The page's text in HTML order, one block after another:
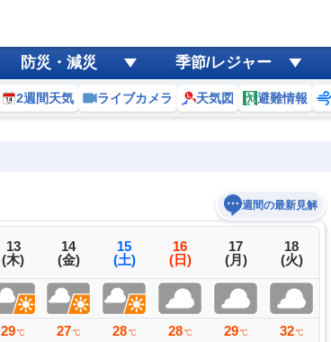
防災・減災 季節/レジャー
2週間天気 ライブカメラ 天気図 避難情報
週間の最新見解
13
(木)
29℃
14
(金)
27℃
15
(土)
28℃
16
(日)
28 ℃
17
(月)
29 ℃
18
(火)
32 ℃